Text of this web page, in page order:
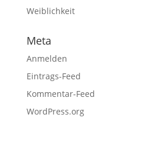
Weiblichkeit
Meta
Anmelden
Eintrags-Feed
Kommentar-Feed
WordPress.org